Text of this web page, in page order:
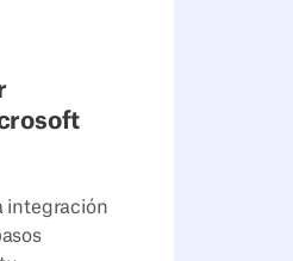
integración